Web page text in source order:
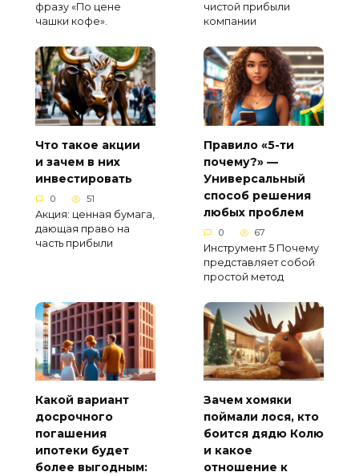
фразу «По цене
чашки кофе».
чистой прибыли
компании
Что такое акции
и зачем в них
инвестировать
0 51
Акция: ценная бумага,
дающая право на
часть прибыли
Правило «5-ти
почему?» —
Универсальный
способ решения
любых проблем
0 67
Инструмент 5 Почему
представляет собой
простой метод
Какой вариант
досрочного
погашения
ипотеки будет
более выгодным:
Зачем хомяки
поймали лося, кто
боится дядю Колю
и какое
отношение к